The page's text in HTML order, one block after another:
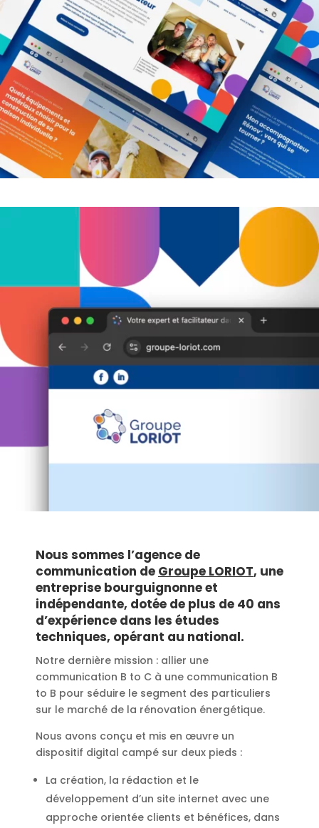
Nous sommes l’agence de
communication de Groupe LORIOT, une
entreprise bourguignonne et
indépendante, dotée de plus de 40 ans
d’expérience dans les études
techniques, opérant au national.
Notre dernière mission : allier une
communication B to C à une communication B
to B pour séduire le segment des particuliers
sur le marché de la rénovation énergétique.
Nous avons conçu et mis en œuvre un
dispositif digital campé sur deux pieds :
La création, la rédaction et le
développement d’un site internet avec une
approche orientée clients et bénéfices, dans